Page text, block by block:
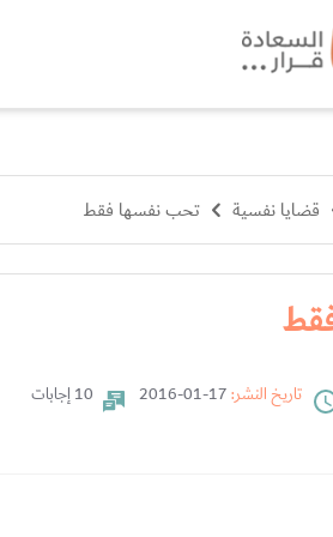
قضايا نفسية تحب نفسها فقط
تاريخ النشر: 10 إجابات